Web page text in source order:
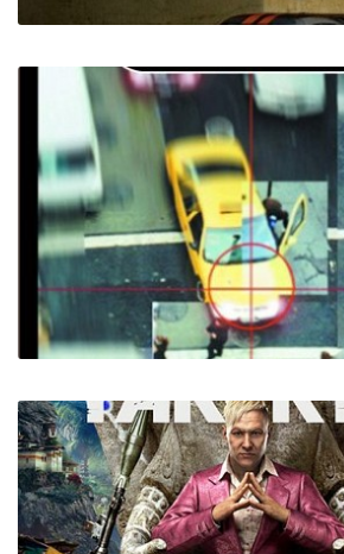
Real World Racing